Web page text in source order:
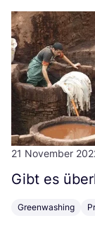
21 November
Gibt es
Greenwashing